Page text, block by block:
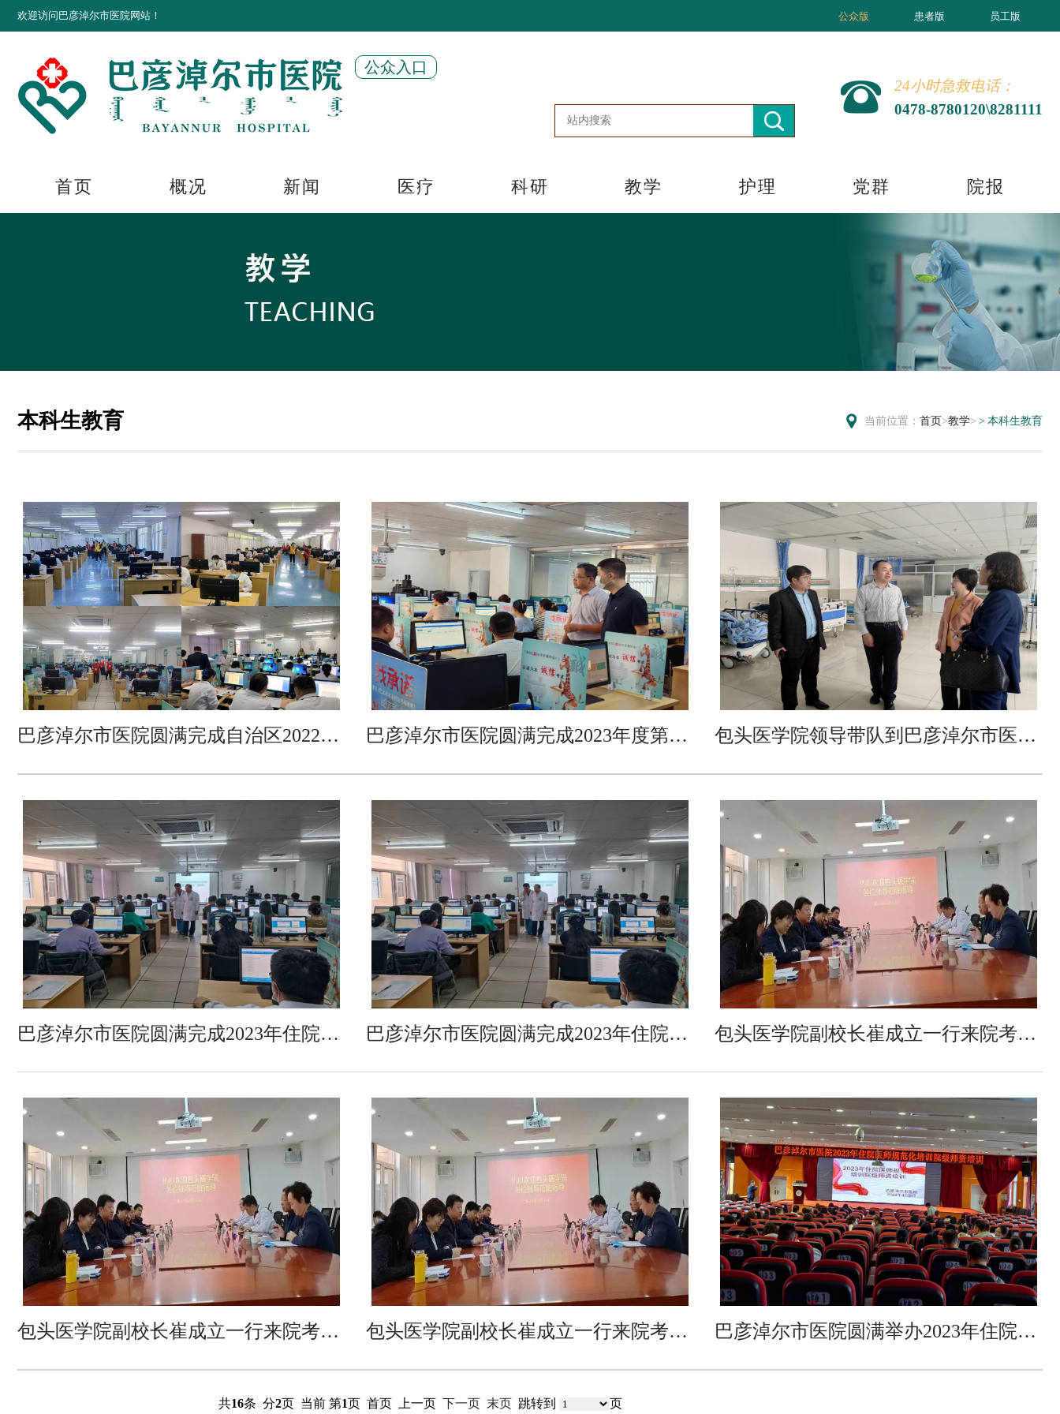
欢迎访问巴彦淖尔市医院网站！ 公众版 患者版 员工版
公众入口
24小时急救电话：
0478-8780120\8281111
首页 概况 新闻 医疗 科研 教学 护理 党群 院报
本科生教育 当前位置： 首页>教学> 本科生教育
巴彦淖尔市医院圆满完成自治区2022年度全科医生转岗培训实践技能结业考核 巴彦淖尔市医院圆满完成2023年度第一批次住院医师规范化培训招收工作 包头医学院领导带队到巴彦淖尔市医院调研研究生培养工作
巴彦淖尔市医院圆满完成2023年住院医师规范化培训结业理论模拟考核 巴彦淖尔市医院圆满完成2023年住院医师规范化培训结业理论模拟考核 包头医学院副校长崔成立一行来院考察调研
包头医学院副校长崔成立一行来院考察调研 包头医学院副校长崔成立一行来院考察调研 巴彦淖尔市医院圆满举办2023年住院医师规范化培训院级师资培训
共16条 分2页 当前 第1页 首页 上一页 下一页 末页跳转到 页